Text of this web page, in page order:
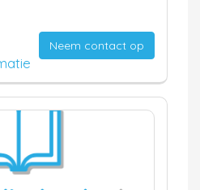
Neem contact op